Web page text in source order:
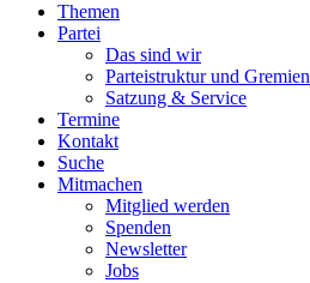
Themen
Partei
Das sind wir
Parteistruktur und Gremien
Satzung & Service
Termine
Kontakt
Suche
Mitmachen
Mitglied werden
Spenden
Newsletter
Jobs